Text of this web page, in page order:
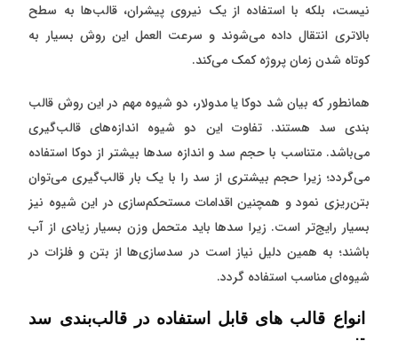
نیست، بلکه با استفاده از یک نیروی پیشران، قالب‌ها به سطح
بالاتری انتقال داده می‌شوند و سرعت العمل این روش بسیار به
کوتاه شدن زمان پروژه کمک می‌کند.
همانطور که بیان شد دوکا یا مدولار، دو شیوه مهم در این روش قالب
بندی سد هستند. تفاوت این دو شیوه اندازه‌های قالب‌گیری
می‌باشد. متناسب با حجم سد و اندازه سد‌ها بیشتر از دوکا استفاده
می‌گردد؛ زیرا حجم بیشتری از سد را با یک بار قالب‌گیری می‌توان
بتن‌ریزی نمود و همچنین اقدامات مستحکم‌سازی در این شیوه نیز
بسیار رایج‌تر است. زیرا سد‌ها باید متحمل وزن بسیار زیادی از آب
باشند؛ به همین دلیل نیاز است در سد‌سازی‌ها از بتن و فلزات در
شیوه‌ای مناسب استفاده گردد.
انواع قالب های قابل استفاده در قالب‌بندی سد